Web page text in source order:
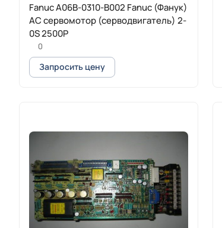
Fanuc A06B-0310-B002 Fanuc (Фанук)
AC сервомотор (серводвигатель) 2-
0S 2500P
0
Запросить цену